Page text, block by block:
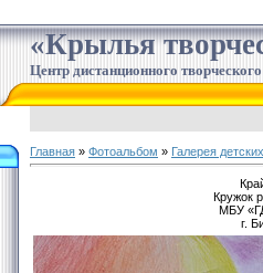
«Крылья
Центр дистанционного
Главная » Фотоальбом » Галерея
Кружок
МБУ
г.